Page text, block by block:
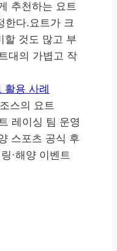
추천하는 요트
한다.요트가 크
할 것도 많고 부
대의 가볍고 작
활용 사례
스의 요트
레이싱 팀 운영
스포츠 공식 후
·해양 이벤트